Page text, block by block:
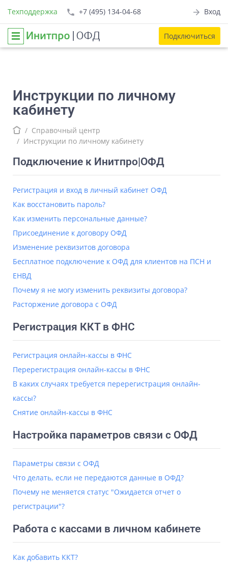
Техподдержка +7 (495) 134-04-68 Вход
Подключиться
Инструкции по личному
кабинету
Справочный центр
Инструкции по личному кабинету
Подключение к Инитпро|ОФД
Регистрация и вход в личный кабинет ОФД
Как восстановить пароль?
Как изменить персональные данные?
Присоединение к договору ОФД
Изменение реквизитов договора
Бесплатное подключение к ОФД для клиентов на ПСН и
ЕНВД
Почему я не могу изменить реквизиты договора?
Расторжение договора с ОФД
Регистрация ККТ в ФНС
Регистрация онлайн-кассы в ФНС
Перерегистрация онлайн-кассы в ФНС
В каких случаях требуется перерегистрация онлайн-
кассы?
Снятие онлайн-кассы в ФНС
Настройка параметров связи с ОФД
Параметры связи с ОФД
Что делать, если не передаются данные в ОФД?
Почему не меняется статус "Ожидается отчет о
регистрации"?
Работа с кассами в личном кабинете
Как добавить ККТ?